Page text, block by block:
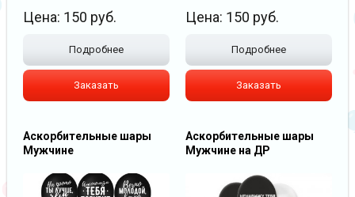
Цена: 150 руб.
Подробнее
Заказать
Цена: 150 руб.
Подробнее
Заказать
Аскорбительные шары
Мужчине
Аскорбительные шары
Мужчине на ДР